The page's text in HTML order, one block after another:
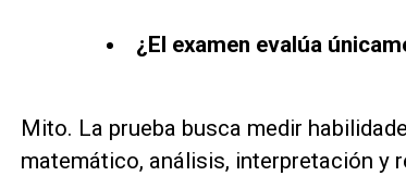
¿El examen evalúa
Mito. La prueba busca medir
matemático, análisis, interpretación y